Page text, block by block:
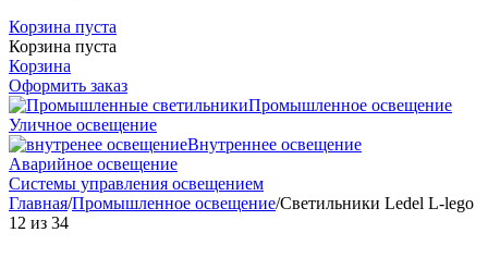
Корзина пуста
Корзина пуста
Корзина
Оформить заказ
Промышленное освещение
Уличное освещение
Внутреннее освещение
Аварийное освещение
Системы управления освещением
Главная/Промышленное освещение/Светильники Ledel L-lego
12 из 34